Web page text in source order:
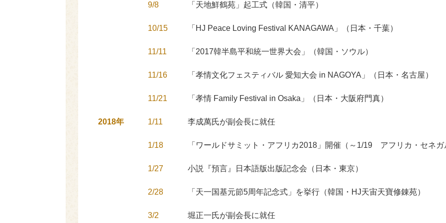
9/8 「天地鮮鶴苑」起工式（韓国・清平）
10/15 「HJ Peace Loving Festival KANAGAWA」（日本・千葉）
11/11 「2017韓半島平和統一世界大会」（韓国・ソウル）
11/16 「孝情文化フェスティバル 愛知大会 in NAGOYA」（日本・名古屋）
11/21 「孝情 Family Festival in Osaka」（日本・大阪府門真）
2018年 1/11 李成萬氏が副会長に就任
1/18 「ワールドサミット・アフリカ2018」開催（～1/19 アフリカ・セネガ
1/27 小説『預言』日本語版出版記念会（日本・東京）
2/28 「天一国基元節5周年記念式」を挙行（韓国・HJ天宙天寶修錬苑）
3/2 堀正一氏が副会長に就任